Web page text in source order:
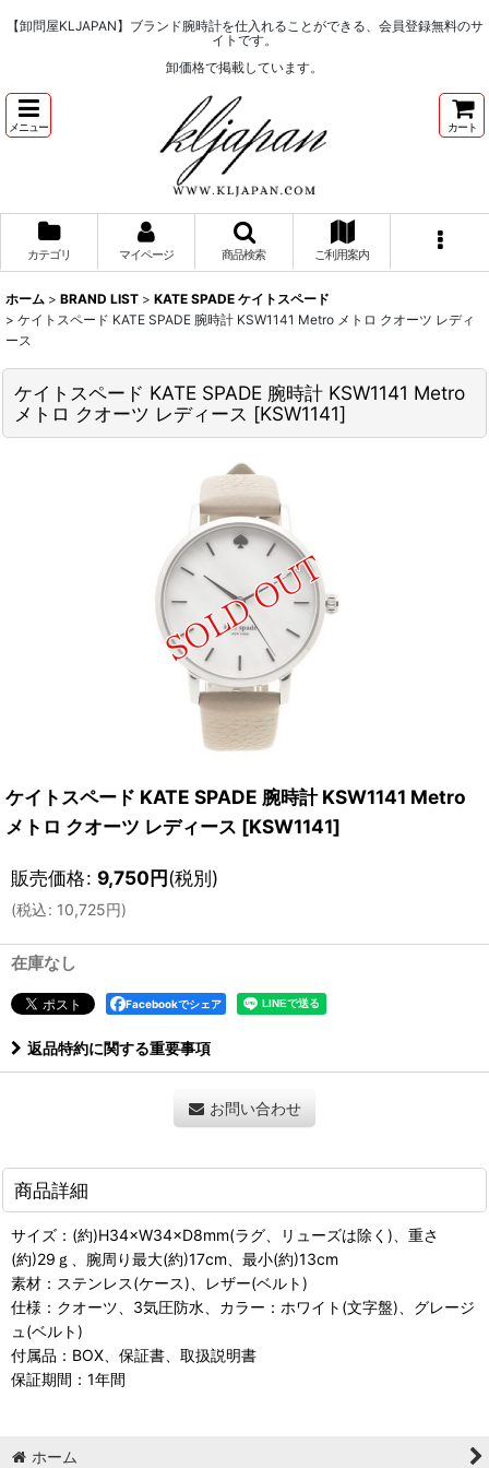
【卸問屋KLJAPAN】ブランド腕時計を仕入れることができる、会員登録無料のサ
イトです。
卸価格で掲載しています。
メニュー カート
カテゴリ マイページ 商品検索 ご利用案内
ホーム > BRAND LIST > KATE SPADE ケイトスペード
> ケイトスペード KATE SPADE 腕時計 KSW1141 Metro メトロ クオーツ レディ
ース
ケイトスペード KATE SPADE 腕時計 KSW1141 Metro
メトロ クオーツ レディース [KSW1141]
ケイトスペード KATE SPADE 腕時計 KSW1141 Metro
メトロ クオーツ レディース [KSW1141]
販売価格: 9,750円(税別)
(税込: 10,725円)
在庫なし
Facebookでシェア
返品特約に関する重要事項
お問い合わせ
商品詳細
サイズ：(約)H34×W34×D8mm(ラグ、リューズは除く)、重さ
(約)29ｇ、腕周り最大(約)17cm、最小(約)13cm
素材：ステンレス(ケース)、レザー(ベルト)
仕様：クオーツ、3気圧防水、カラー：ホワイト(文字盤)、グレージ
ュ(ベルト)
付属品：BOX、保証書、取扱説明書
保証期間：1年間
ホーム